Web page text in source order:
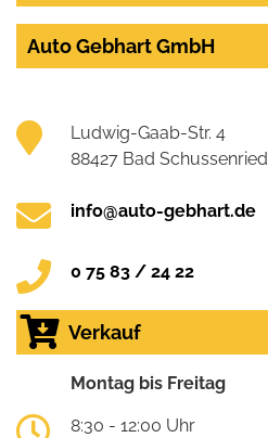
Auto Gebhart GmbH
Ludwig-Gaab-Str. 4
88427 Bad Schussenried
info@auto-gebhart.de
0 75 83 / 24 22
Verkauf
Montag bis Freitag
8:30 - 12:00 Uhr